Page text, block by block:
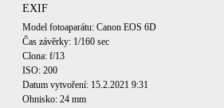
EXIF
Model fotoaparátu: Canon EOS 6D
Čas závěrky: 1/160 sec
Clona: f/13
ISO: 200
Datum vytvoření: 15.2.2021 9:31
Ohnisko: 24 mm